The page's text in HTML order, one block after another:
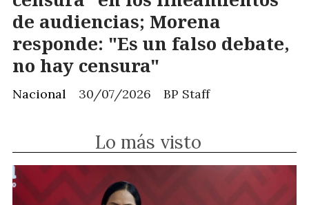
de audiencias; Morena
responde: "Es un falso debate,
no hay censura"
BP Staff
Nacional 30/07/2026
Lo más visto